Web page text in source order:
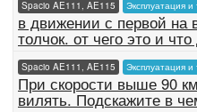
Spacio AE111, AE115 Эксплуатация
в движении с первой
толчок. от чего это и
Spacio AE111, AE115 Эксплуатация
При скорости выше 90
вилять. Подскажите в